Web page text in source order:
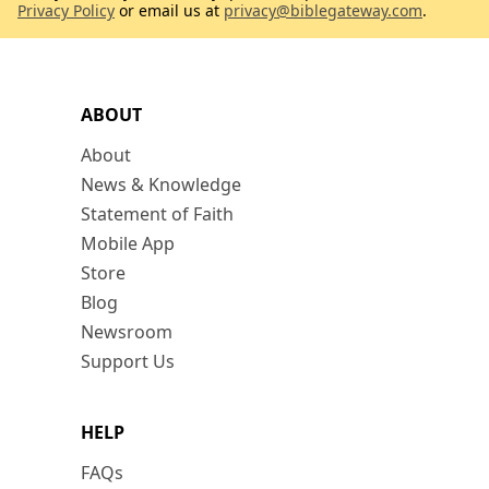
ABOUT
About
News & Knowledge
Statement of Faith
Mobile App
Store
Blog
Newsroom
Support Us
HELP
FAQs
Privacy Policy or email us at privacy@biblegateway.com.